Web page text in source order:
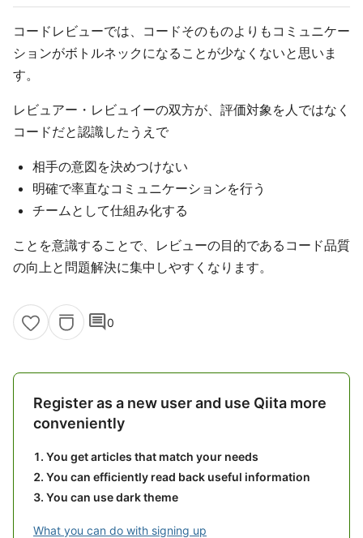
コードレビューでは、コードそのものよりもコミュニケー
ションがボトルネックになることが少なくないと思いま
す。
レビュアー・レビュイーの双方が、評価対象を人ではなく
コードだと認識したうえで
相手の意図を決めつけない
明確で率直なコミュニケーションを行う
チームとして仕組み化する
ことを意識することで、レビューの目的であるコード品質
の向上と問題解決に集中しやすくなります。
comment0
Register as a new user and use Qiita more
conveniently
You get articles that match your needs
You can efficiently read back useful information
You can use dark theme
What you can do with signing up